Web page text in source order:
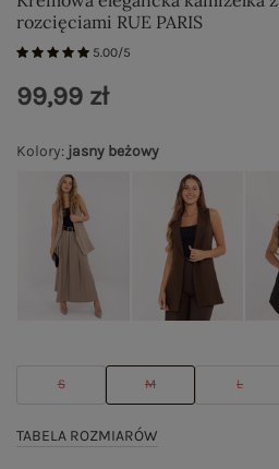
rozcięciami RUE PARIS
5.00/5
Kolory: jasny beżowy
S M L
TABELA ROZMIARÓW
99,99 zł